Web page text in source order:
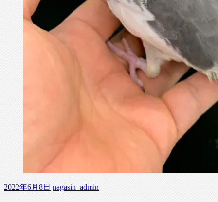
2022年6月8日 nagasin_admin